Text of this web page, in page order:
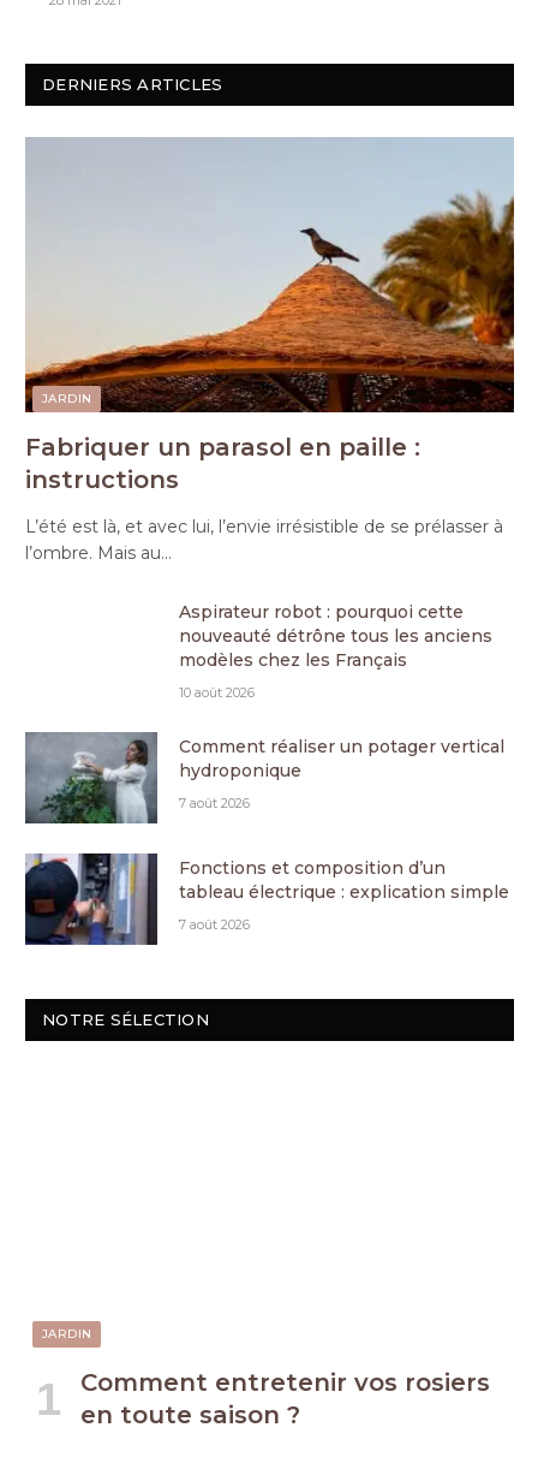
DERNIERS ARTICLES
JARDIN
Fabriquer un parasol en paille :
instructions
L’été est là, et avec lui, l’envie irrésistible de se prélasser à
l’ombre. Mais au…
Aspirateur robot : pourquoi cette
nouveauté détrône tous les anciens
modèles chez les Français
10 août 2026
Comment réaliser un potager vertical
hydroponique
7 août 2026
Fonctions et composition d’un
tableau électrique : explication simple
7 août 2026
NOTRE SÉLECTION
JARDIN
Comment entretenir vos rosiers
en toute saison ?